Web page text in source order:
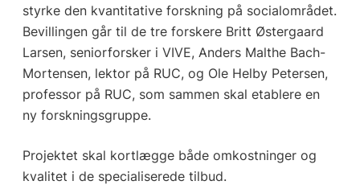
styrke den kvantitative forskning på socialområdet.
Bevillingen går til de tre forskere Britt Østergaard
Larsen, seniorforsker i VIVE, Anders Malthe Bach-
Mortensen, lektor på RUC, og Ole Helby Petersen,
professor på RUC, som sammen skal etablere en
ny forskningsgruppe.
Projektet skal kortlægge både omkostninger og
kvalitet i de specialiserede tilbud.